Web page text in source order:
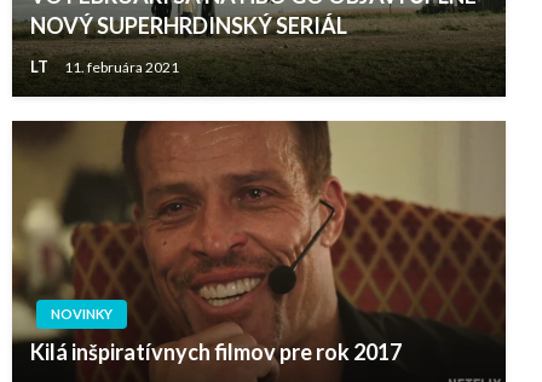
NOVÝ SUPERHRDINSKÝ SERIÁL
LT 11. februára 2021
NOVINKY
Kilá inšpiratívnych filmov pre rok 2017